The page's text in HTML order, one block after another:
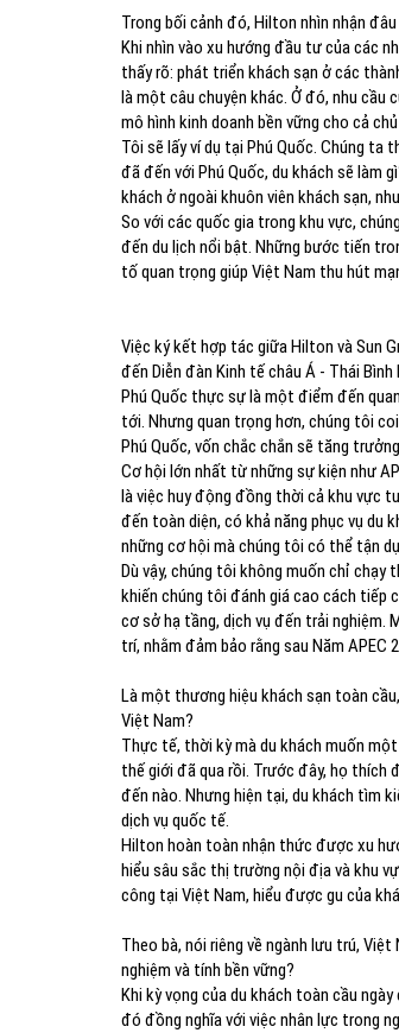
Trong bối cảnh đó, Hilton nhìn nhận
Khi nhìn vào xu hướng đầu tư của các
thấy rõ: phát triển khách sạn ở các
là một câu chuyện khác. Ở đó, nhu cầu
mô hình kinh doanh bền vững cho cả
Tôi sẽ lấy ví dụ tại Phú Quốc. Chúng ta
đã đến với Phú Quốc, du khách sẽ làm
khách ở ngoài khuôn viên khách sạn,
So với các quốc gia trong khu vực,
đến du lịch nổi bật. Những bước tiến
tố quan trọng giúp Việt Nam thu hút
Việc ký kết hợp tác giữa Hilton và Sun
đến Diễn đàn Kinh tế châu Á - Thái
Phú Quốc thực sự là một điểm đến
tới. Nhưng quan trọng hơn, chúng tôi
Phú Quốc, vốn chắc chắn sẽ tăng
Cơ hội lớn nhất từ những sự kiện như
là việc huy động đồng thời cả khu vực
đến toàn diện, có khả năng phục vụ du
những cơ hội mà chúng tôi có thể tận
Dù vậy, chúng tôi không muốn chỉ chạy
khiến chúng tôi đánh giá cao cách tiếp
cơ sở hạ tầng, dịch vụ đến trải nghiệm.
trí, nhằm đảm bảo rằng sau Năm
Là một thương hiệu khách sạn toàn
Việt Nam?
Thực tế, thời kỳ mà du khách muốn
thế giới đã qua rồi. Trước đây, họ thích
đến nào. Nhưng hiện tại, du khách tìm
dịch vụ quốc tế.
Hilton hoàn toàn nhận thức được xu
hiểu sâu sắc thị trường nội địa và khu
công tại Việt Nam, hiểu được gu của
Theo bà, nói riêng về ngành lưu trú,
nghiệm và tính bền vững?
Khi kỳ vọng của du khách toàn cầu
đó đồng nghĩa với việc nhân lực trong